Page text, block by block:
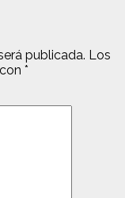
publicada. Los
*